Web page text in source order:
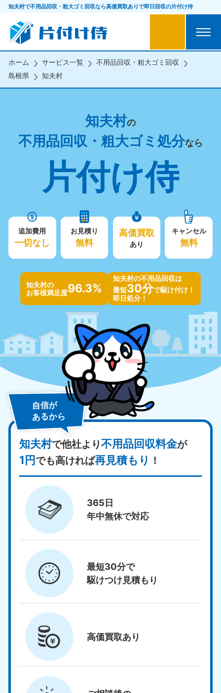
知夫村で不用品回収・粗大ゴミ回収なら高価買取ありで即日回収の片付け侍
ホーム サービス一覧
不用品回収・粗大ゴミ回収
島根県
知夫村
知夫村の
不用品回収・粗大ゴミ処分なら
片付け侍
追加費用
一切なし
お見積り
無料
高価買取
あり
キャンセル
無料
知夫村の
お客様満足度96.3%
知夫村の不用品回収は
最短30分で駆け付け！
即日処分！
自信が
あるから
知夫村で他社より不用品回収料金が
1円でも高ければ再見積もり ！
365日
年中無休で対応
最短30分で
駆けつけ見積もり
高価買取あり